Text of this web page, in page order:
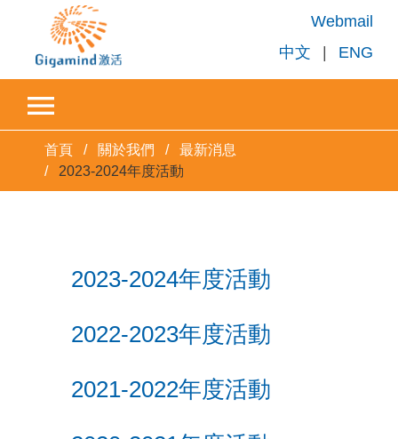
Webmail
中文
| ENG
首頁 關於我們
最新消息
2023-2024年度活動
2023-2024年度活動
2022-2023年度活動
2021-2022年度活動